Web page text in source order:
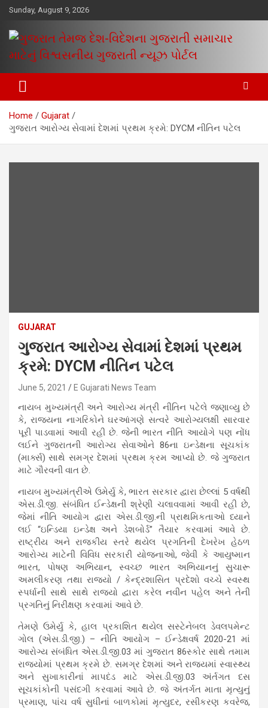
Skip
content
Sunday, August 9, 2026
ગુજરાત તેમજ દેશ-વિદેશના ગુજરાતી
સમાચાર માટેનું વિશ્વસનીય ગુજરાતી
ન્યૂઝ પોર્ટલ
Home
Gujarat
ગુજરાત આરોગ્ય સેવામાં દેશમાં પ્રથમ ક્રમે: DYCM નીતિન પટેલ
GUJARAT
ગુજરાત આરોગ્ય સેવામાં દેશમાં પ્રથમ
ક્રમે: DYCM નીતિન પટેલ
June 5, 2021 E Gujarati News Team
નાયબ મુખ્યમંત્રી અને આરોગ્ય મંત્રી નીતિન પટેલે જણાવ્યુ છે
કે, રાજ્યના નાગરિકોને ઘરઆંગણે સત્વરે આરોગ્યલક્ષી સારવાર
પૂરી પાડવામાં આવી રહી છે. જેની ભારત નીતિ આયોગે પણ નોંધ
લઈને ગુજરાતની આરોગ્ય સેવાઓને 86ના ઇન્ડેક્ષના સૂચકાંક
(માર્ક્સ) સાથે સમગ્ર દેશમાં પ્રથમ ક્રમ આપ્યો છે. જે ગુજરાત
માટે ગૌરવની વાત છે.
નાયબ મુખ્યમંત્રીએ ઉમેર્યુ કે, ભારત સરકાર દ્વારા છેલ્લાં 5 વર્ષથી
એસ.ડી.જી. સંબંધિત ઈન્ડેક્ષની શ્રેણી ચલાવવામાં આવી રહી છે,
જેમાં નીતિ આયોગ દ્વારા એસ.ડી.જી.ની પ્રાથમિકતાઓ ધ્યાને
લઈ “ઇન્ડિયા ઇન્ડેક્ષ અને ડેશબોર્ડ” તૈયાર કરવામાં આવે છે.
રાષ્ટ્રીય અને રાજકીય સ્તરે થયેલ પ્રગતિની દેખરેખ હેઠળ
આરોગ્ય માટેની વિવિધ સરકારી યોજનાઓ, જેવી કે આયુષ્માન
ભારત, પોષણ અભિયાન, સ્વચ્છ ભારત અભિયાનનું સુચારૂ
અમલીકરણ તથા રાજ્યો / કેન્દ્રશાસિત પ્રદેશો વચ્ચે સ્વસ્થ
સ્પર્ધાની સાથે સાથે રાજ્યો દ્વારા કરેલ નવીન પહેલ અને તેની
પ્રગતિનું નિરીક્ષણ કરવામાં આવે છે.
તેમણે ઉમેર્યુ કે, હાલ પ્રકાશિત થયેલ સસ્ટેનેબલ ડેવલપમેન્ટ
ગોલ (એસ.ડી.જી.) – નીતિ આયોગ – ઈન્ડેક્ષવર્ષ 2020-21 માં
આરોગ્ય સંબંધિત એસ.ડી.જી.03 માં ગુજરાત 86સ્કોર સાથે તમામ
રાજ્યોમાં પ્રથમ ક્રમે છે. સમગ્ર દેશમાં અને રાજ્યમાં સ્વાસ્થ્ય
અને સુખાકારીનાં માપદંડ માટે એસ.ડી.જી.03 અંર્તગત દસ
સૂચકાંકોની પસંદગી કરવામાં આવે છે. જે અંતર્ગત માતા મૃત્યુનું
પ્રમાણ, પાંચ વર્ષ સુધીનાં બાળકોમાં મૃત્યુદર, રસીકરણ કવરેજ,